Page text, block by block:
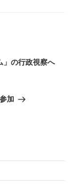
」の行政視察へ
加